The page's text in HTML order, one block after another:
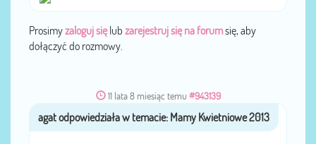
Prosimyzaloguj sięlub zarejestruj się na forumsię, aby
dołączyć do rozmowy.
11 lata 8 miesiąc temu #943139
przezagat